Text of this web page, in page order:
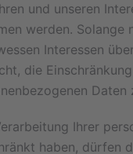
und unseren
werden. Solange
Interessen
die
Daten
Ihrer
haben, dürfen